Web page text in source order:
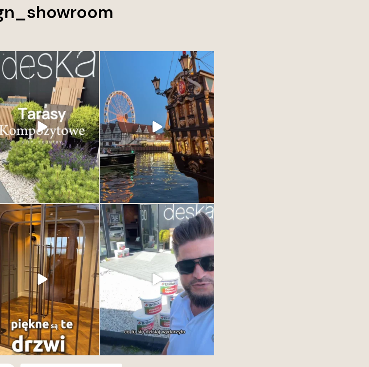
naszym showroomem Deska
w Gdyni każdy detal opowiada
Otocz się piękną zielenią i
dekorami. Zapraszamy po
klasykę i nowoczesność w
miejscu. Deska kompozytowa od
Design – trwałość i styl w jednym.
nowoczesne rozwiązania na
tarasy,...
35 2
Najpiękniejsze miasto w Polsce to?
0
nie muszą jedynie oddzielać
Mogą ją definiować. To jeden
elementów wnętrza –
subtelny, ale decydujący o jego
Eleganckie, nowoczesne,
Odkryj kolekcje drzwi w
Design i przekonaj się, jak jeden
potrafi odmienić całe wnętrze.
1 0
Dzień otwarty w DESKA DESIGN
SHOWROOM Gdynia.
Łączymy siły z naszym dostawcą farb
żeby zaprezentować Wam cala@game
produktów i możliwości. #interiordesign
25 1